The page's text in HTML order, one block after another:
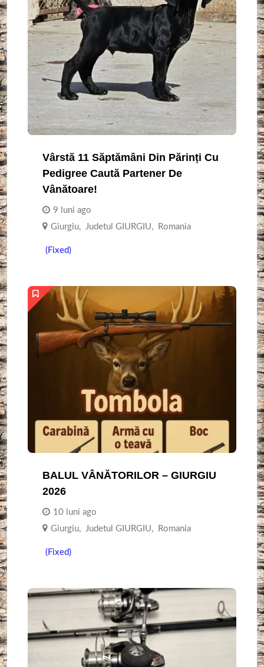
Vârstă 11 Săptămâni Din Părinți Cu
Pedigree Caută Partener De
Vânătoare!
9 luni ago
Giurgiu, Judetul GIURGIU, Romania
(Fixed)
BALUL VÂNĂTORILOR – GIURGIU
2026
10 luni ago
Giurgiu, Judetul GIURGIU, Romania
(Fixed)